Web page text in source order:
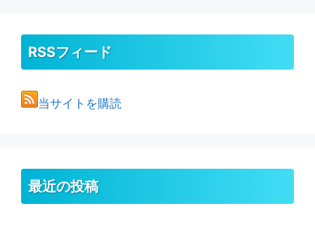
RSSフィード
当サイトを購読
最近の投稿